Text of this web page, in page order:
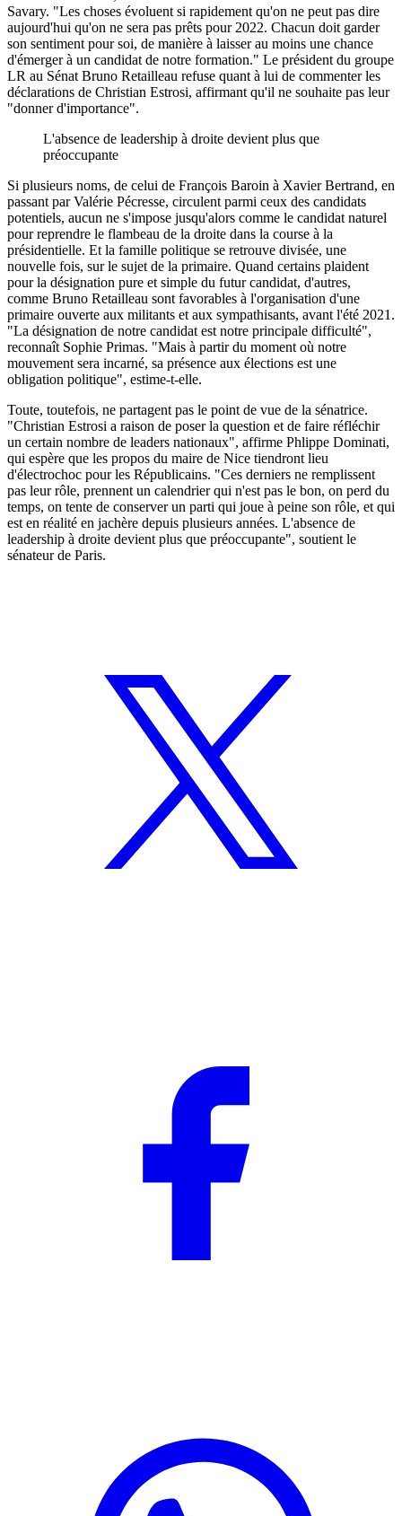
Savary. "Les choses évoluent si rapidement qu'on ne peut pas dire
aujourd'hui qu'on ne sera pas prêts pour 2022. Chacun doit garder
son sentiment pour soi, de manière à laisser au moins une chance
d'émerger à un candidat de notre formation." Le président du groupe
LR au Sénat Bruno Retailleau refuse quant à lui de commenter les
déclarations de Christian Estrosi, affirmant qu'il ne souhaite pas leur
"donner d'importance".
L'absence de leadership à droite devient plus que
préoccupante
Si plusieurs noms, de celui de François Baroin à Xavier Bertrand, en
passant par Valérie Pécresse, circulent parmi ceux des candidats
potentiels, aucun ne s'impose jusqu'alors comme le candidat naturel
pour reprendre le flambeau de la droite dans la course à la
présidentielle. Et la famille politique se retrouve divisée, une
nouvelle fois, sur le sujet de la primaire. Quand certains plaident
pour la désignation pure et simple du futur candidat, d'autres,
comme Bruno Retailleau sont favorables à l'organisation d'une
primaire ouverte aux militants et aux sympathisants, avant l'été 2021.
"La désignation de notre candidat est notre principale difficulté",
reconnaît Sophie Primas. "Mais à partir du moment où notre
mouvement sera incarné, sa présence aux élections est une
obligation politique", estime-t-elle.
Toute, toutefois, ne partagent pas le point de vue de la sénatrice.
"Christian Estrosi a raison de poser la question et de faire réfléchir
un certain nombre de leaders nationaux", affirme Phlippe Dominati,
qui espère que les propos du maire de Nice tiendront lieu
d'électrochoc pour les Républicains. "Ces derniers ne remplissent
pas leur rôle, prennent un calendrier qui n'est pas le bon, on perd du
temps, on tente de conserver un parti qui joue à peine son rôle, et qui
est en réalité en jachère depuis plusieurs années. L'absence de
leadership à droite devient plus que préoccupante", soutient le
sénateur de Paris.